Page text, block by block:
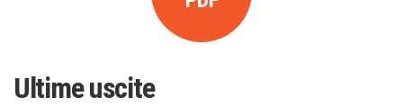
Ultime uscite